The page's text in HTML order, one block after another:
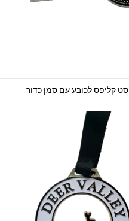
סט קליפס לכובע עם סמן כדור